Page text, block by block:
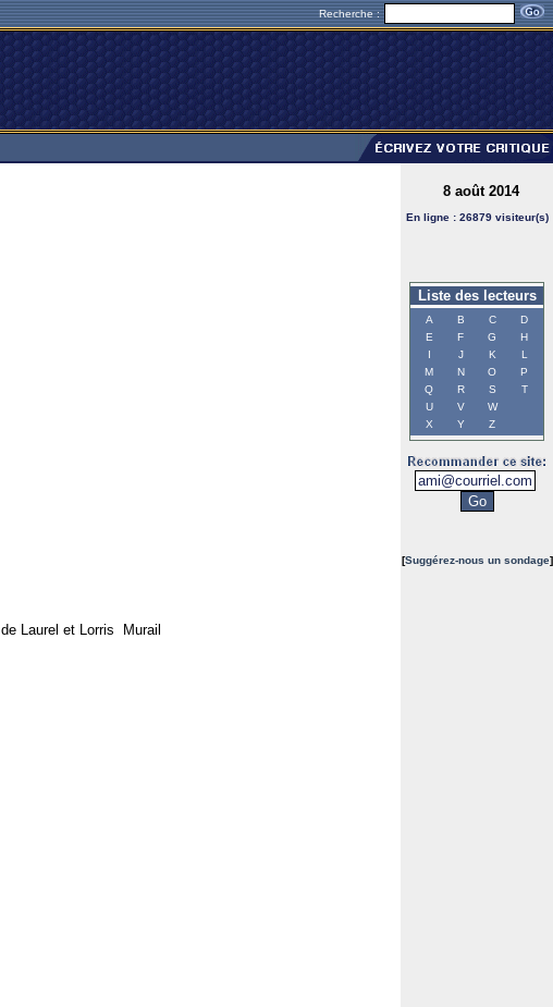
Recherche :
de Laurel et Lorris Murail
8 août 2014
En ligne : 26879 visiteur(s)
Liste des lecteurs
A B C
D
E
F G
H
I
J K
L
M
N O
P
Q
R S
T
U
V
W
X
Y Z
[Suggérez-nous un sondage]